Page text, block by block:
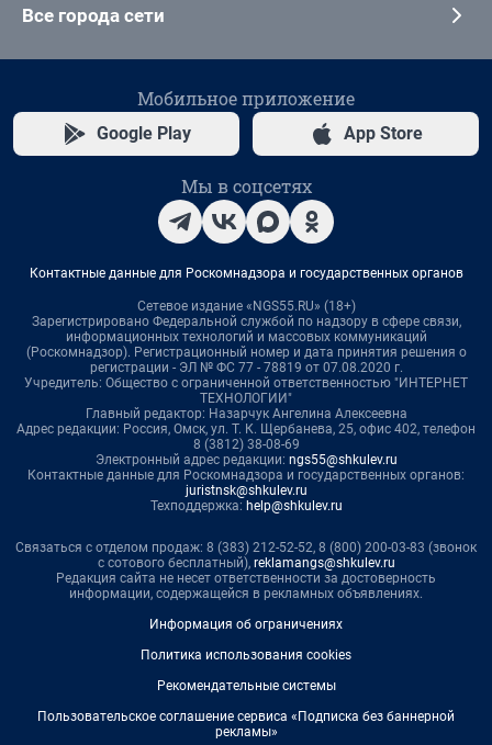
Все города сети
Мобильное приложение
Google Play App Store
Мы в соцсетях
Контактные данные для Роскомнадзора и государственных органов
Сетевое издание «NGS55.RU» (18+)
Зарегистрировано Федеральной службой по надзору в сфере связи,
информационных технологий и массовых коммуникаций
(Роскомнадзор). Регистрационный номер и дата принятия решения о
регистрации - ЭЛ № ФС 77 - 78819 от 07.08.2020 г.
Учредитель: Общество с ограниченной ответственностью "ИНТЕРНЕТ
ТЕХНОЛОГИИ"
Главный редактор: Назарчук Ангелина Алексеевна
Адрес редакции: Россия, Омск, ул. Т. К. Щербанева, 25, офис 402, телефон
8 (3812) 38-08-69
Электронный адрес редакции: ngs55@shkulev.ru
Контактные данные для Роскомнадзора и государственных органов:
juristnsk@shkulev.ru
Техподдержка: help@shkulev.ru
Связаться с отделом продаж: 8 (383) 212-52-52, 8 (800) 200-03-83 (звонок
с сотового бесплатный), reklamangs@shkulev.ru
Редакция сайта не несет ответственности за достоверность
информации, содержащейся в рекламных объявлениях.
Информация об ограничениях
Политика использования cookies
Рекомендательные системы
Пользовательское соглашение сервиса «Подписка без баннерной
рекламы»